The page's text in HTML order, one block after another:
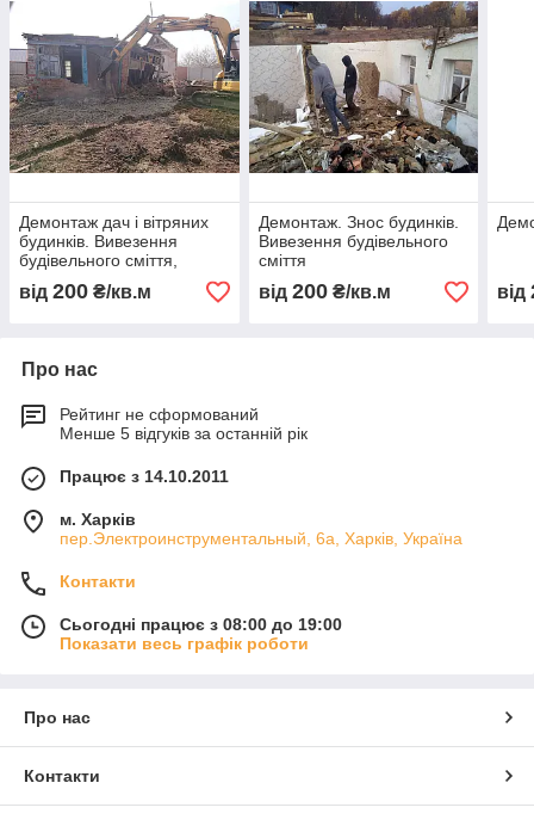
Демонтаж дач і вітряних
будинків. Вивезення
будівельного сміття,
ґрунту
від 200 ₴/кв.м
Демонтаж. Знос будинків.
Вивезення будівельного
сміття
від 200₴/кв.м від
Про нас
Рейтинг не сформований
Менше 5 відгуків за останній рік
Працює з 14.10.2011
м. Харків
пер.Электроинструментальный, 6а, Харків, Україна
Контакти
Сьогодні працює з 08:00 до 19:00
Показати весь графік роботи
Про нас
Контакти